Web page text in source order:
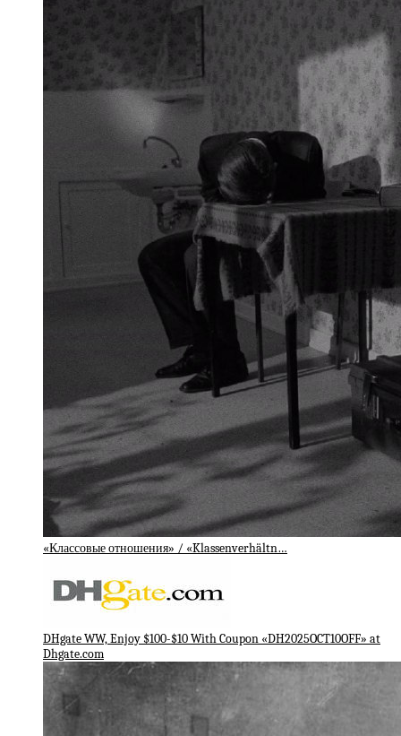
«Классовые отношения» / «Klassenverhältn…
DHgate WW, Enjoy $100-$10 With Coupon «DH2025OCT10OFF» at
Dhgate.com